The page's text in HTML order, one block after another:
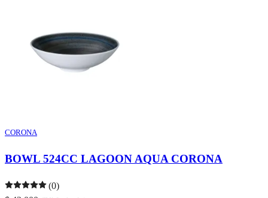
CORONA
BOWL 524CC LAGOON AQUA CORONA
(0)